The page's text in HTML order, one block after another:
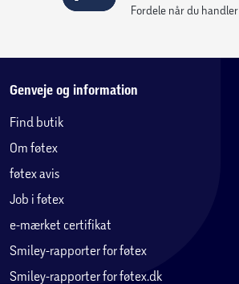
Fordele når du handler
Genveje og information
Find butik
Om føtex
føtex avis
Job i føtex
e-mærket certifikat
Smiley-rapporter for føtex
Smiley-rapporter for føtex.dk